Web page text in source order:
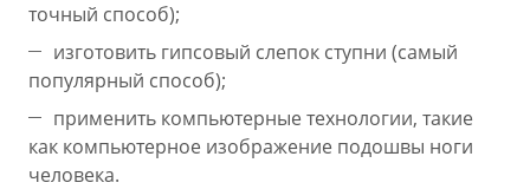
точный способ);
изготовить гипсовый слепок ступни (самый
популярный способ);
применить компьютерные технологии, такие
как компьютерное изображение подошвы ноги
человека.